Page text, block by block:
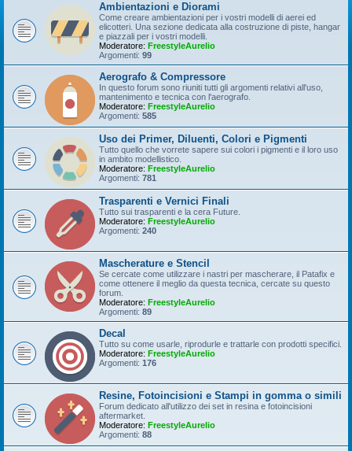
Ambientazioni e Diorami
Come creare ambientazioni per i vostri modelli di aerei ed
elicotteri. Una sezione dedicata alla costruzione di piste, hangar
e piazzali per i vostri modelli.
Moderatore: FreestyleAurelio
Argomenti: 99
Aerografo & Compressore
In questo forum sono riuniti tutti gli argomenti relativi all'uso,
mantenimento e tecnica con l'aerografo.
Moderatore: FreestyleAurelio
Argomenti: 585
Uso dei Primer, Diluenti, Colori e Pigmenti
Tutto quello che vorrete sapere sui colori i pigmenti e il loro uso
in ambito modellistico.
Moderatore: FreestyleAurelio
Argomenti: 781
Trasparenti e Vernici Finali
Tutto sui trasparenti e la cera Future.
Moderatore: FreestyleAurelio
Argomenti: 240
Mascherature e Stencil
Se cercate come utilizzare i nastri per mascherare, il Patafix e
come ottenere il meglio da questa tecnica, cercate su questo
forum.
Moderatore: FreestyleAurelio
Argomenti: 89
Decal
Tutto su come usarle, riprodurle e trattarle con prodotti specifici.
Moderatore: FreestyleAurelio
Argomenti: 176
Resine, Fotoincisioni e Stampi in gomma o simili
Forum dedicato all'utilizzo dei set in resina e fotoincisioni
aftermarket.
Moderatore: FreestyleAurelio
Argomenti: 88